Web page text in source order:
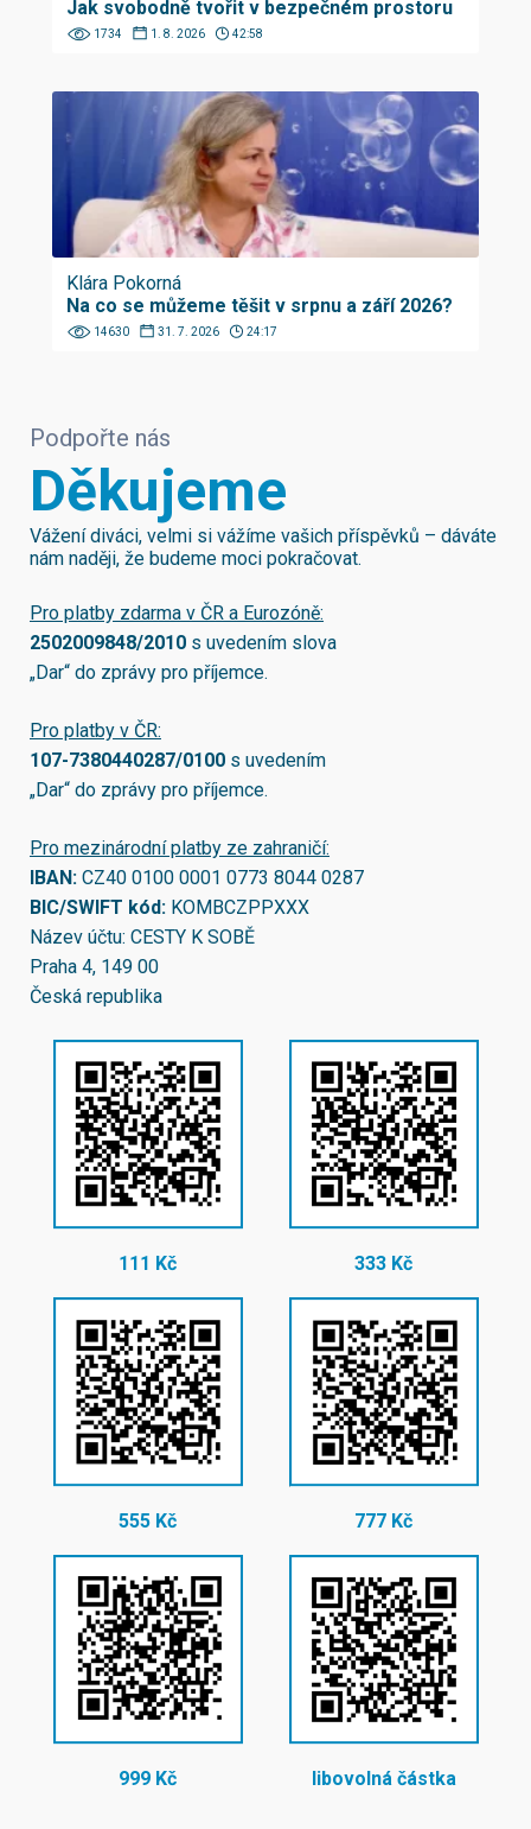
Jak svobodně tvořit v bezpečném prostoru
1734 1. 8. 2026 42:58
Klára Pokorná
Na co se můžeme těšit v srpnu a září 2026?
14630 31. 7. 2026 24:17
Podpořte nás
Děkujeme
Vážení diváci, velmi si vážíme vašich příspěvků – dáváte
nám naději, že budeme moci pokračovat.
Pro platby zdarma v ČR a Eurozóně:
2502009848/2010 s uvedením slova
„Dar“ do zprávy pro příjemce.
Pro platby v ČR:
107-7380440287/0100 s uvedením
„Dar“ do zprávy pro příjemce.
Pro mezinárodní platby ze zahraničí:
IBAN: CZ40 0100 0001 0773 8044 0287
BIC/SWIFT kód: KOMBCZPPXXX
Název účtu: CESTY K SOBĚ
Praha 4, 149 00
Česká republika
111 Kč 333 Kč
555 Kč 777 Kč
999 Kč libovolná částka